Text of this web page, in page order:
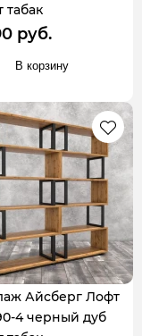
табак
руб.
В корзину
Айсберг Лофт
4 черный дуб